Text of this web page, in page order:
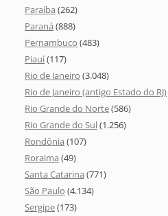
Paraíba (262)
Paraná (888)
Pernambuco (483)
Piauí(117)
Rio de Janeiro (3.048)
Rio de Janeiro (antigo Estado do RJ)
Rio Grande do Norte(586)
Rio Grande do Sul(1.256)
Rondônia (107)
Roraima (49)
Santa Catarina (771)
São Paulo (4.134)
Sergipe(173)